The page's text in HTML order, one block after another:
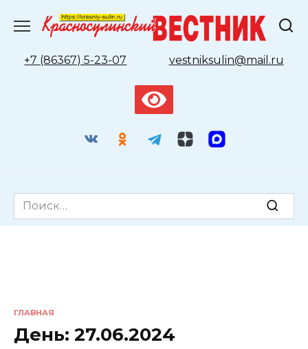
содержанию
+7 (86367) 5-23-07
vestniksulin@mail.ru
Search
for:
ГЛАВНАЯ
День: 27.06.2024